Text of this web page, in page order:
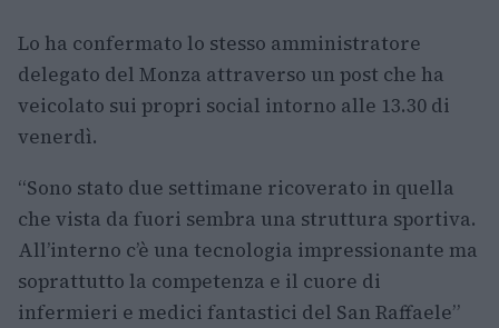
Lo ha confermato lo stesso amministratore
delegato del Monza attraverso un post che ha
veicolato sui propri social intorno alle 13.30 di
venerdì.
“Sono stato due settimane ricoverato in quella
che vista da fuori sembra una struttura sportiva.
All’interno c’è una tecnologia impressionante ma
soprattutto la competenza e il cuore di
infermieri e medici fantastici del San Raffaele”